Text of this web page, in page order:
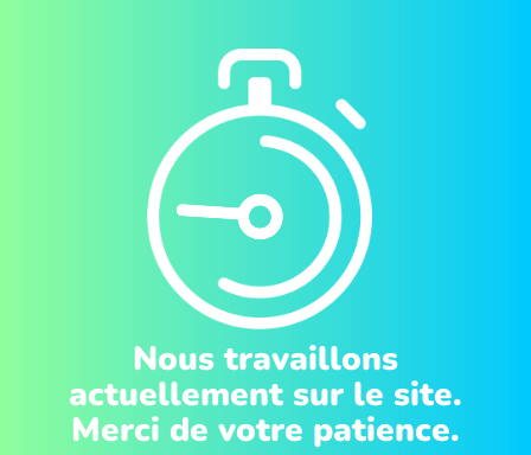
Nous travaillons
actuellement sur le site.
Merci de votre patience.